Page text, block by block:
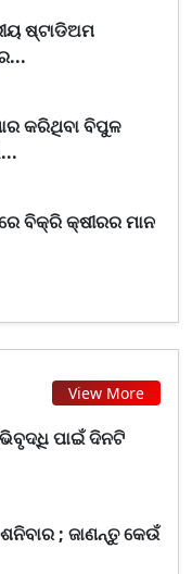
ଷ୍ଟାଡିଅମ
କରିଥିବା ବିପୁଳ
ବିକ୍ରି କ୍ଷୀରର ମାନ
View More
ପାଇଁ ଦିନଟି
; ଜାଣନ୍ତୁ କେଉଁ